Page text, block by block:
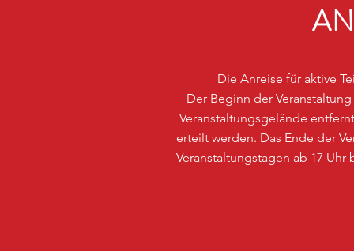
Die Anreise für aktive
Der Beginn der
Veranstaltungsgelände
erteilt werden. Das Ende der
Veranstaltungstagen ab 17